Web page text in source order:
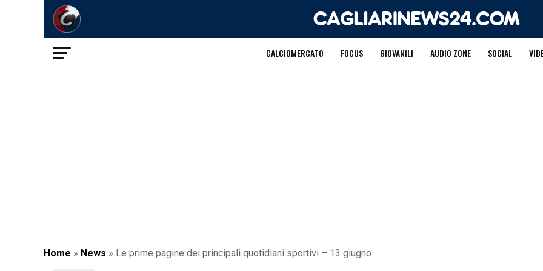
CALCIOMERCATO FOCUS GIOVANILI AUDIO ZONE SOCIAL
Home » News » Le prime pagine dei principali quotidiani sportivi – 13 giugno